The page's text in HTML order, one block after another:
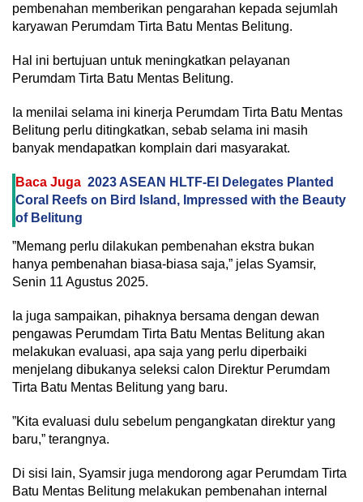
pembenahan memberikan pengarahan kepada sejumlah
karyawan Perumdam Tirta Batu Mentas Belitung.
‎Hal ini bertujuan untuk meningkatkan pelayanan
Perumdam Tirta Batu Mentas Belitung.
Ia menilai selama ini kinerja Perumdam Tirta Batu Mentas
Belitung perlu ditingkatkan, sebab selama ini masih
banyak mendapatkan komplain dari masyarakat.
Baca Juga 2023 ASEAN HLTF-EI Delegates Planted
Coral Reefs on Bird Island, Impressed with the Beauty
of Belitung
‎”Memang perlu dilakukan pembenahan ekstra bukan
hanya pembenahan biasa-biasa saja,” jelas Syamsir,
Senin 11 Agustus 2025.
‎Ia juga sampaikan, pihaknya bersama dengan dewan
pengawas Perumdam Tirta Batu Mentas Belitung akan
melakukan evaluasi, apa saja yang perlu diperbaiki
menjelang dibukanya seleksi calon Direktur Perumdam
Tirta Batu Mentas Belitung yang baru.
‎”Kita evaluasi dulu sebelum pengangkatan direktur yang
baru,” terangnya.
Di sisi lain, Syamsir juga mendorong agar Perumdam Tirta
Batu Mentas Belitung melakukan pembenahan internal